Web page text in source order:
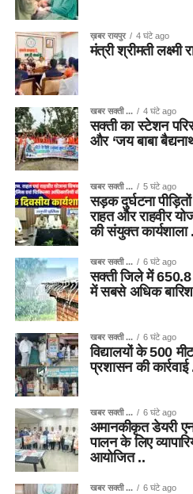
ख़बर रायपुर 4 घंटे ago
मंत्री श्रीमती
खबर सक्ती ... 4 घंटे ago
सक्ती का स्टेशन
और ‘जय बाबा
खबर सक्ती ... 5 घंटे ago
सड़क दुर्घटना
राहत और राहवीर
की संयुक्त कार्यशाला
खबर सक्ती ... 6 घंटे ago
सक्ती जिले में 650.8
में सबसे अधिक
खबर सक्ती ... 6 घंटे ago
विद्यालयों के 500
प्रशासन की कार्रवाई
खबर सक्ती ... 6 घंटे ago
अमानकीकृत डेयरी
पालन के लिए
आयोजित ..
खबर सक्ती ... 6 घंटे ago